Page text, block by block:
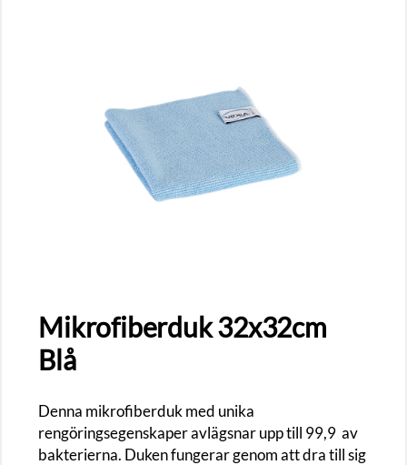
Mikrofiberduk 32x32cm
Blå
Denna mikrofiberduk med unika
rengöringsegenskaper avlägsnar upp till 99,9 av
bakterierna. Duken fungerar genom att dra till sig